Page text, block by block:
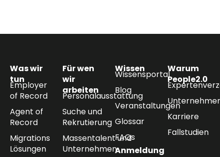
Was wir
tun
Employer
of Record
Agent of
Record
Migrations
Lösungen
Für wen
wir
arbeiten
Personalausstattung
Suche und
Rekrutierung
Massentalent und
Unternehmen
Wissen
Wissensportal
Blog
Veranstaltungen
Glossar
FAQs
Anmeldung
Warum
People2.0
Karriere
Fallstudien